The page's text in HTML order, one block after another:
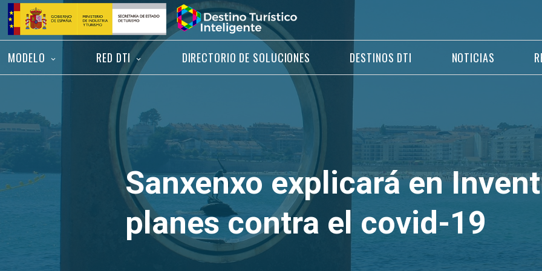
Saltar
contenido
Inicio
MODELO RED DTI DIRECTORIO DE SOLUCIONES DESTINOS DTI NOTICIAS
Sanxenxo explicará en
planes contra el covid-19